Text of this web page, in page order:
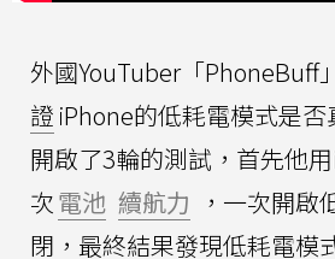
外國YouTuber「PhoneBuff
證 iPhone的低耗電模式是
開啟了3輪的測試，首先他
次電池 續航力 ，一次開啟
閉，最終結果發現低耗電模